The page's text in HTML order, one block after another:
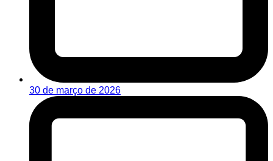
30 de março de 2026